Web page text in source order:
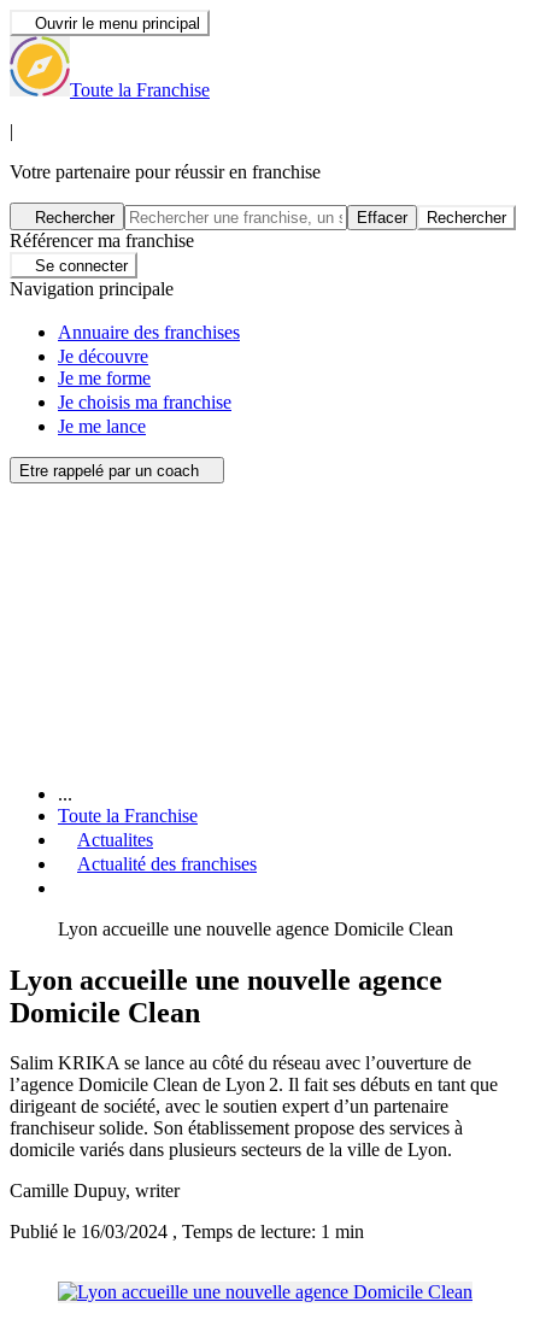
Ouvrir le menu principal
Toute la Franchise
|
Votre partenaire pour réussir en franchise
Rechercher Effacer Rechercher
Référencer ma franchise
Se connecter
Navigation principale
Annuaire des franchises
Je découvre
Je me forme
Je choisis ma franchise
Je me lance
Etre rappelé par un coach
...
Toute la Franchise
Actualites
Actualité des franchises
Lyon accueille une nouvelle agence Domicile Clean
Lyon accueille une nouvelle agence
Domicile Clean
Salim KRIKA se lance au côté du réseau avec l’ouverture de
l’agence Domicile Clean de Lyon 2. Il fait ses débuts en tant que
dirigeant de société, avec le soutien expert d’un partenaire
franchiseur solide. Son établissement propose des services à
domicile variés dans plusieurs secteurs de la ville de Lyon.
Camille Dupuy, writer
Publié le 16/03/2024 , Temps de lecture: 1 min